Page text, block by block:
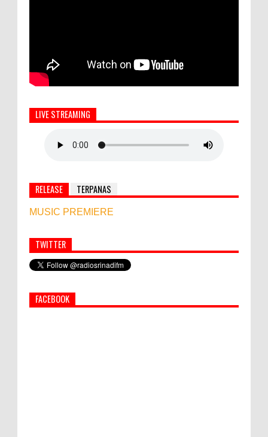
LIVE STREAMING
RELEASE TERPANAS
MUSIC PREMIERE
Simbol Persahabatan, RI Bangun Islamic Centre di
Afghanistan
PEMKAB KLUNGKUNG GELAR PASAR
TWITTER
FACEBOOK